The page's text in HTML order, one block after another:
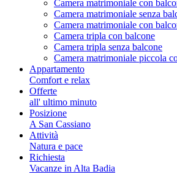
Camera matrimoniale con
Camera matrimoniale senza
Camera matrimoniale con
Camera tripla con balcone
Camera tripla senza balcone
Camera matrimoniale piccola
Appartamento
Comfort e relax
Offerte
all' ultimo minuto
Posizione
A San Cassiano
Attività
Natura e pace
Richiesta
Vacanze in Alta Badia